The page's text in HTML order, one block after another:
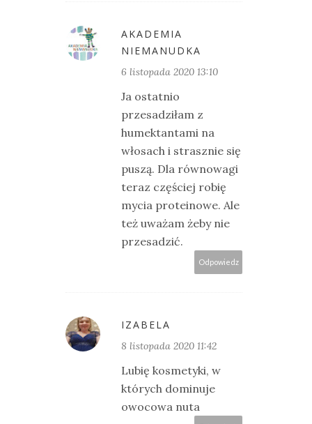
AKADEMIA
NIEMANUDKA
6 listopada 2020 13:10
Ja ostatnio
przesadziłam z
humektantami na
włosach i strasznie się
puszą. Dla równowagi
teraz częściej robię
mycia proteinowe. Ale
też uważam żeby nie
przesadzić.
Odpowiedz
IZABELA
8 listopada 2020 11:42
Lubię kosmetyki, w
których dominuje
owocowa nuta